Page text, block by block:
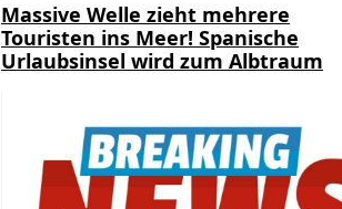
Massive Welle zieht mehrere
Touristen ins Meer! Spanische
Urlaubsinsel wird zum Albtraum